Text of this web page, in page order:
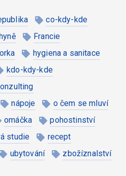
co-kdy-kde
Francie
hygiena a sanitace
kdo-kdy-kde
nápoje
o čem se mluví
omáčka
pohostinství
studie
recept
ubytování
zbožíznalství